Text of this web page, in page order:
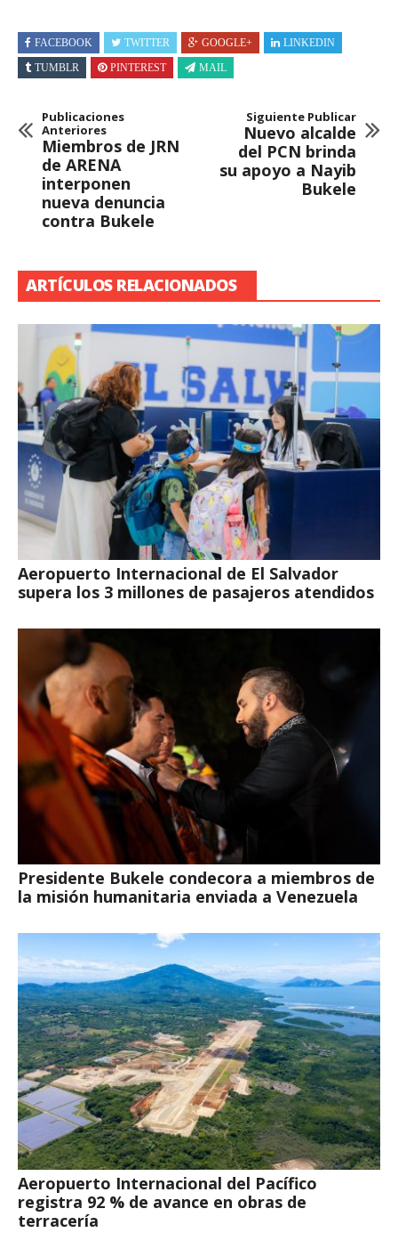
FACEBOOK TWITTER GOOGLE+
LINKEDIN
TUMBLR
PINTEREST MAIL
Publicaciones
Anteriores
Miembros de JRN
de ARENA
interponen
nueva denuncia
contra Bukele
Siguiente Publicar
Nuevo alcalde
del PCN brinda
su apoyo a Nayib
Bukele
ARTÍCULOS RELACIONADOS
Aeropuerto Internacional de El Salvador
supera los 3 millones de pasajeros atendidos
Presidente Bukele condecora a miembros de
la misión humanitaria enviada a Venezuela
Aeropuerto Internacional del Pacífico
registra 92 % de avance en obras de
terracería